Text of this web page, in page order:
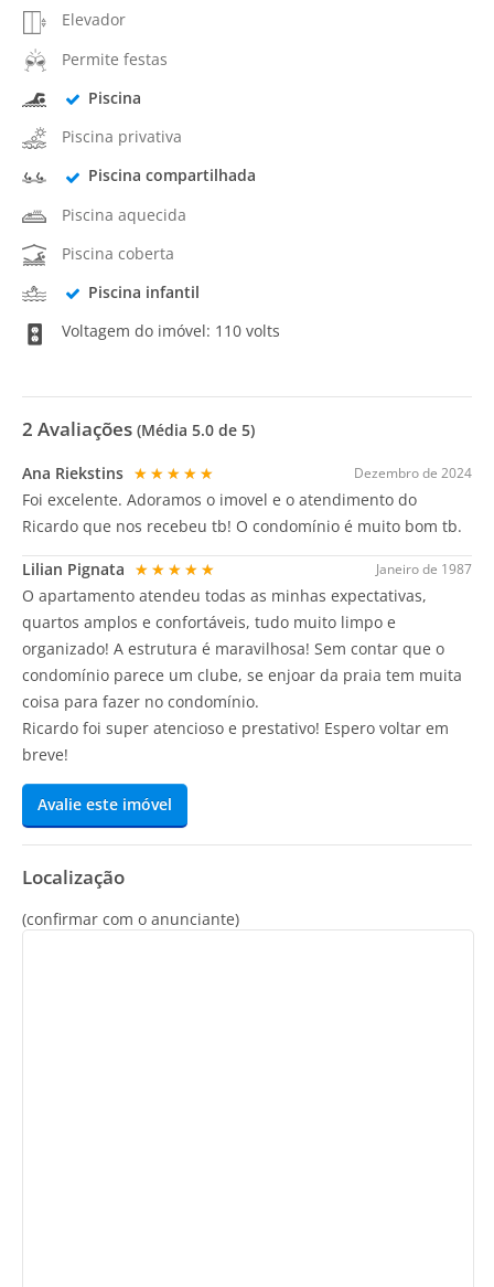
Elevador
Permite festas
Piscina
Piscina privativa
Piscina compartilhada
Piscina aquecida
Piscina coberta
Piscina infantil
Voltagem do imóvel: 110 volts
2 Avaliações (Média 5.0 de 5)
Dezembro de 2024
Ana Riekstins ★★★★★
Foi excelente. Adoramos o imovel e o atendimento do
Ricardo que nos recebeu tb! O condomínio é muito bom tb.
Janeiro de 1987
Lilian Pignata ★★★★★
O apartamento atendeu todas as minhas expectativas,
quartos amplos e confortáveis, tudo muito limpo e
organizado! A estrutura é maravilhosa! Sem contar que o
condomínio parece um clube, se enjoar da praia tem muita
coisa para fazer no condomínio.
Ricardo foi super atencioso e prestativo! Espero voltar em
breve!
Avalie este imóvel
Localização
(confirmar com o anunciante)